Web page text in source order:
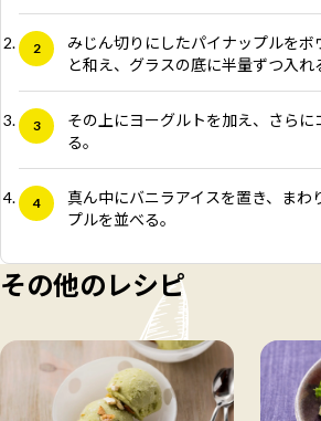
みじん切りにしたパイナップルをボ
と和え、グラスの底に半量ずつ入れ
その上にヨーグルトを加え、さらに
る。
真ん中にバニラアイスを置き、まわ
プルを並べる。
その他のレシピ